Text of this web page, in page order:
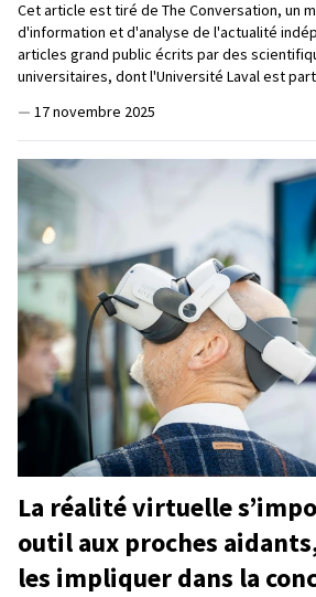
Cet article est tiré de The Conversation, un
d'information et d'analyse de l'actualité
articles grand public écrits par des
universitaires, dont l'Université Laval est
— 17 novembre 2025
La réalité virtuelle
outil aux proches
les impliquer dans la